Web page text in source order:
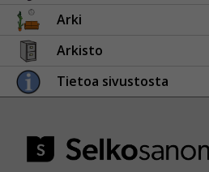
Arki
Arkisto
Tietoa sivustosta